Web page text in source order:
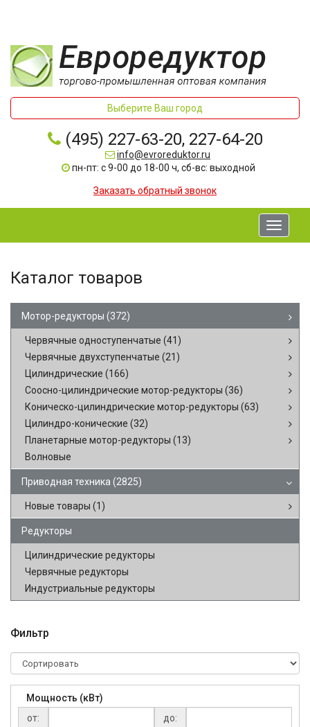
Выберите Ваш город
(495) 227-63-20, 227-64-20
info@evroreduktor.ru
пн-пт: с 9-00 до 18-00 ч, сб-вс: выходной
Заказать обратный звонок
Toggle
Каталог товаров
Мотор-редукторы (372)
Червячные одноступенчатые (41)
Червячные двухступенчатые (21)
Цилиндрические (166)
Соосно-цилиндрические мотор-редукторы (36)
Коническо-цилиндрические мотор-редукторы (63)
Цилиндро-конические (32)
Планетарные мотор-редукторы (13)
Волновые
Приводная техника (2825)
Новые товары (1)
Редукторы
Цилиндрические редукторы
Червячные редукторы
Индустриальные редукторы
Фильтр
Мощность (кВт)
от:
до: